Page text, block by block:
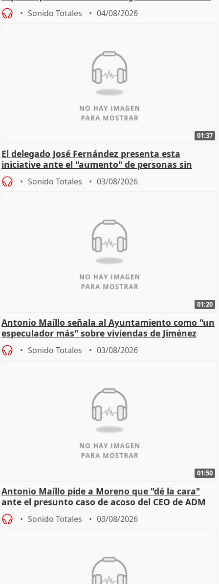
Sonido Totales 04/08/2026
01:37
El delegado José Fernández presenta esta
iniciative ante el "aumento" de personas sin
hogar en Madri
Sonido Totales 03/08/2026
01:20
Antonio Maíllo señala al Ayuntamiento como "un
especulador más" sobre viviendas de Jiménez
Becerril
Sonido Totales 03/08/2026
01:50
Antonio Maíllo pide a Moreno que "dé la cara"
ante el presunto caso de acoso del CEO de ADM
Sonido Totales 03/08/2026